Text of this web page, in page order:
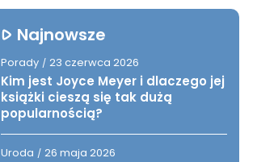
Najnowsze
Porady / 23 czerwca 2026
Kim jest Joyce Meyer i dlaczego jej
książki cieszą się tak dużą
popularnością?
Uroda / 26 maja 2026